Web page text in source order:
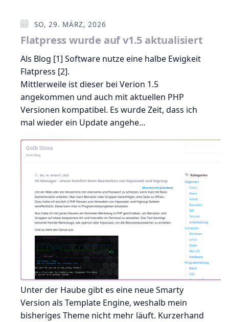
SO, 29. MÄRZ, 2026
Flatpress wurde auf v1.5 aktualisiert
Als Blog [1] Software nutze eine halbe Ewigkeit
Flatpress [2].
Mittlerweile ist dieser bei Verion 1.5
angekommen und auch mit aktuellen PHP
Versionen kompatibel. Es wurde Zeit, dass ich
mal wieder ein Update angehe…
Unter der Haube gibt es eine neue Smarty
Version als Template Engine, weshalb mein
bisheriges Theme nicht mehr läuft. Kurzerhand